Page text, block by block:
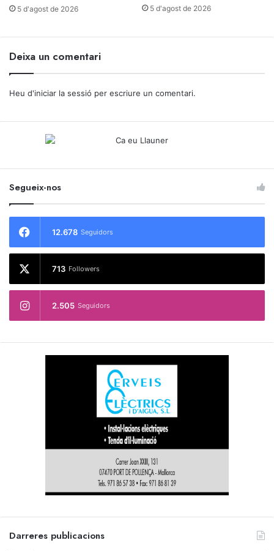
5 d'agost de 2026 5 d'agost de 2026
Deixa un comentari
Heu d'iniciar la sessió per escriure un comentari.
Segueix-nos
12.678 Seguidors
713 Followers
2.505 Seguidors
Darreres publicacions